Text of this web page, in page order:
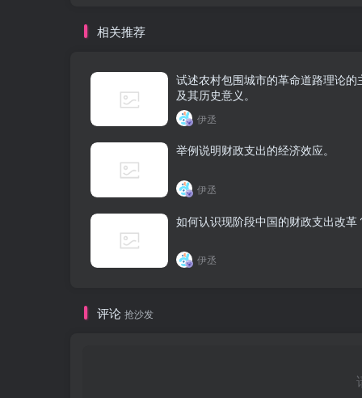
相关推荐
试述农村包围城市的革命道路理论的
及其历史意义。
伊丞
举例说明财政支出的经济效应。
伊丞
如何认识现阶段中国的财政支出改革
伊丞
评论 抢沙发